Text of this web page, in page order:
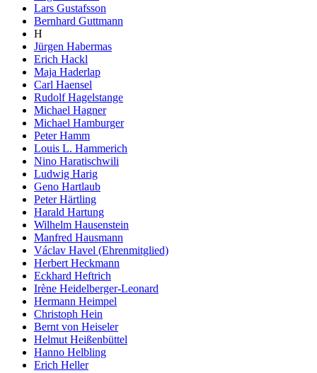
Lars Gustafsson
Bernhard Guttmann
H
Jürgen Habermas
Erich Hackl
Maja Haderlap
Carl Haensel
Rudolf Hagelstange
Michael Hagner
Michael Hamburger
Peter Hamm
Louis L. Hammerich
Nino Haratischwili
Ludwig Harig
Geno Hartlaub
Peter Härtling
Harald Hartung
Wilhelm Hausenstein
Manfred Hausmann
Václav Havel (Ehrenmitglied)
Herbert Heckmann
Eckhard Heftrich
Irène Heidelberger-Leonard
Hermann Heimpel
Christoph Hein
Bernt von Heiseler
Helmut Heißenbüttel
Hanno Helbling
Erich Heller